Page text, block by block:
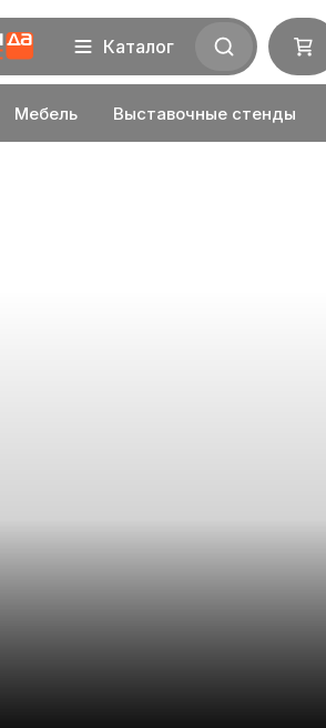
Мебель Выставочные стенды
Каталог